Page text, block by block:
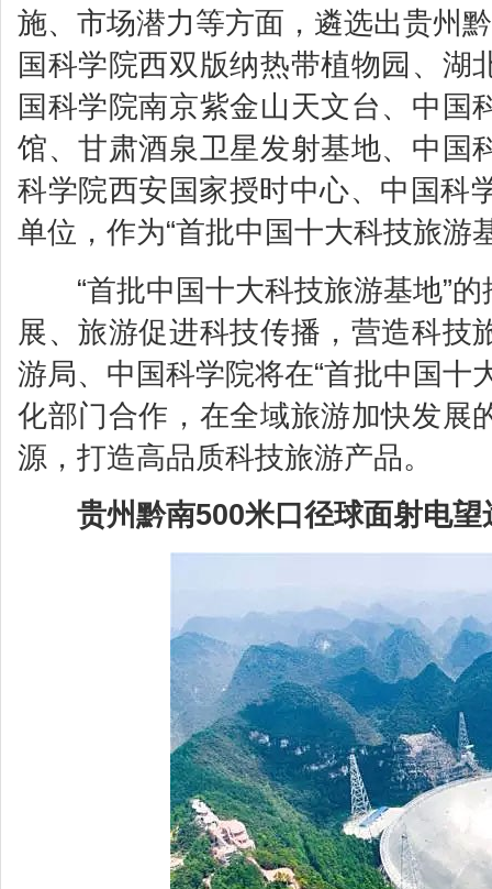
施、市场潜力等方面，遴选出贵州
国科学院西双版纳热带植物园、湖
国科学院南京紫金山天文台、中国
馆、甘肃酒泉卫星发射基地、中国
科学院西安国家授时中心、中国科
单位，作为“首批中国十大科技旅游
“首批中国十大科技旅游基地”的
展、旅游促进科技传播，营造科技
游局、中国科学院将在“首批中国十
化部门合作，在全域旅游加快发展
源，打造高品质科技旅游产品。
贵州黔南500米口径球面射电望